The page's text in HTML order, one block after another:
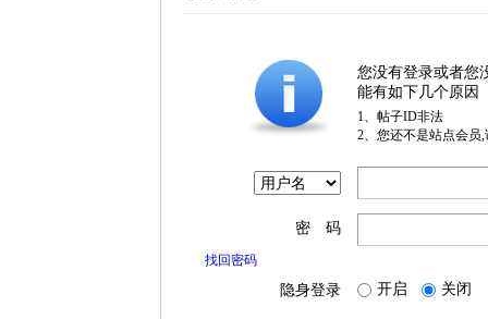
您没有登录或者您
能有如下几个原因
1、帖子ID非法
2、您还不是站点会员
密 码
找回密码
隐身登录 开启 关闭